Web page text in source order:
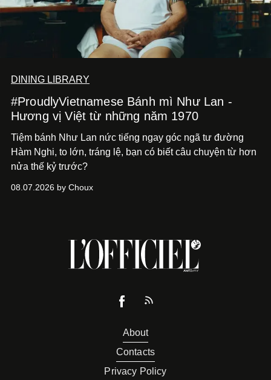
DINING LIBRARY
#ProudlyVietnamese Bánh mì Như Lan -
Hương vị Việt từ những năm 1970
Tiệm bánh Như Lan nức tiếng ngay góc ngã tư đường
Hàm Nghi, to lớn, tráng lệ, bạn có biết câu chuyện từ hơn
nửa thế kỷ trước?
08.07.2026 by Choux
About
Contacts
Privacy Policy